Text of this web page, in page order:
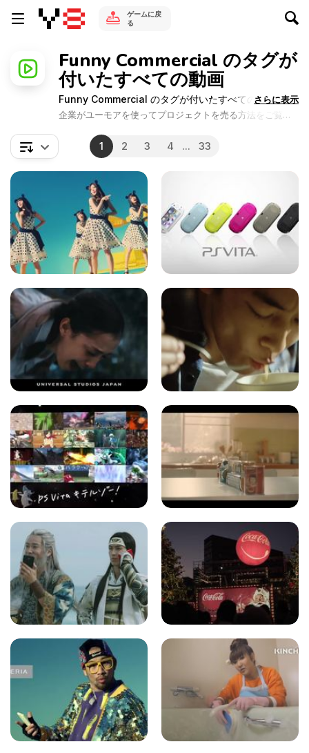
ゲームに戻
る
Funny Commercial のタグが
付いたすべての動画
Funny Commercial のタグが付いたすべての動画
企業がユーモアを使ってプロジェクトを売る方法をご覧く
によって提供されています。そのビデオは面白いことをし
ている猫を使って楽しい要素を作り出す方法を示していま
の商品をリンクさせたいと考えています。
さらに表示
1 2 3 4 ... 33